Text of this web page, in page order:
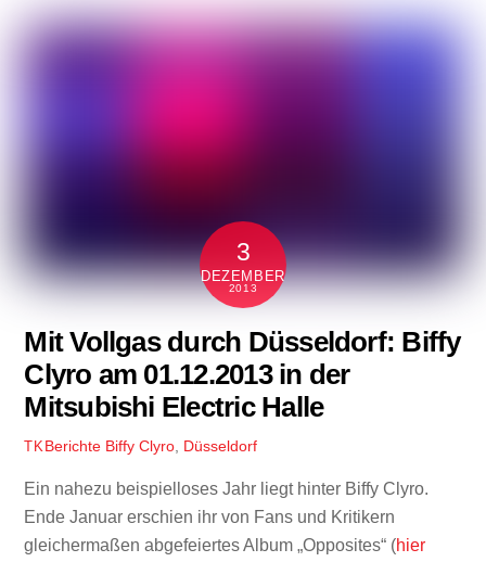
3
DEZEMBER
2013
Mit Vollgas durch Düsseldorf: Biffy
Clyro am 01.12.2013 in der
Mitsubishi Electric Halle
TKBerichte Biffy Clyro, Düsseldorf
Ein nahezu beispielloses Jahr liegt hinter Biffy Clyro.
Ende Januar erschien ihr von Fans und Kritikern
gleichermaßen abgefeiertes Album „Opposites“ (hier